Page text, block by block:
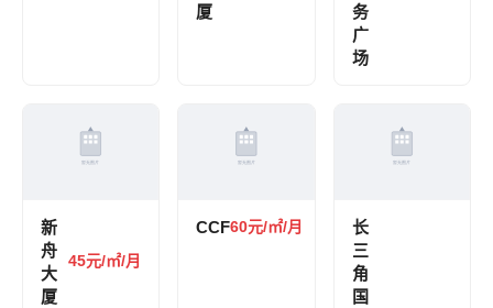
厦
务
广
场
新
舟
大
厦
45元/㎡/月
CCF60元/㎡/月
长
三
角
国